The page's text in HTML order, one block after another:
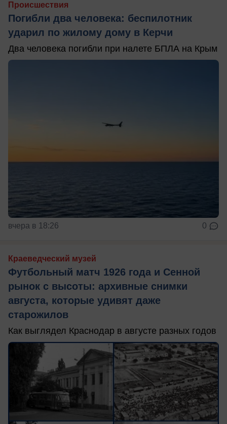
Происшествия
Погибли два человека: беспилотник
ударил по жилому дому в Керчи
Два человека погибли при налете БПЛА на Крым
вчера в 18:26 0
Краеведческий музей
Футбольный матч 1926 года и Сенной
рынок с высоты: архивные снимки
августа, которые удивят даже
старожилов
Как выглядел Краснодар в августе разных годов